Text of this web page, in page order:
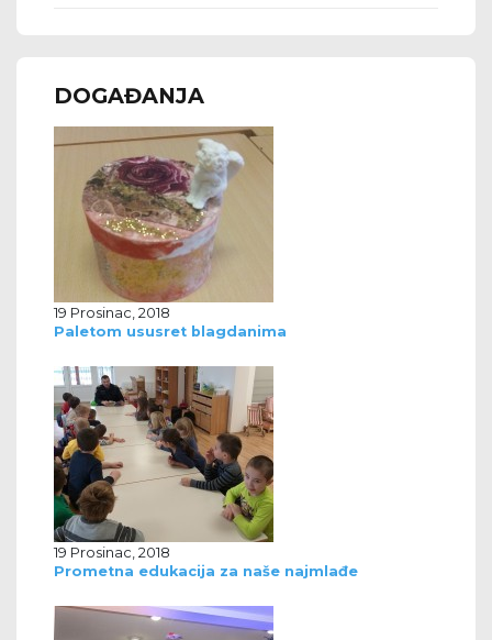
DOGAĐANJA
19 Prosinac, 2018
Paletom ususret blagdanima
19 Prosinac, 2018
Prometna edukacija za naše najmlađe